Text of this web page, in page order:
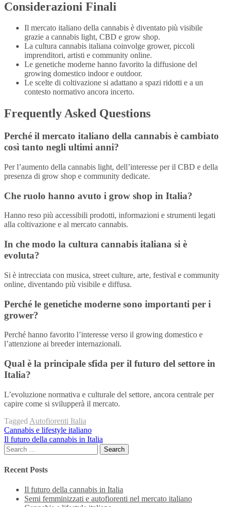
Considerazioni Finali
Il mercato italiano della cannabis è diventato più visibile
grazie a cannabis light, CBD e grow shop.
La cultura cannabis italiana coinvolge grower, piccoli
imprenditori, artisti e community online.
Le genetiche moderne hanno favorito la diffusione del
growing domestico indoor e outdoor.
Le scelte di coltivazione si adattano a spazi ridotti e a un
contesto normativo ancora incerto.
Frequently Asked Questions
Perché il mercato italiano della cannabis è cambiato
così tanto negli ultimi anni?
Per l’aumento della cannabis light, dell’interesse per il CBD e della
presenza di grow shop e community dedicate.
Che ruolo hanno avuto i grow shop in Italia?
Hanno reso più accessibili prodotti, informazioni e strumenti legati
alla coltivazione e al mercato cannabis.
In che modo la cultura cannabis italiana si è
evoluta?
Si è intrecciata con musica, street culture, arte, festival e community
online, diventando più visibile e diffusa.
Perché le genetiche moderne sono importanti per i
grower?
Perché hanno favorito l’interesse verso il growing domestico e
l’attenzione ai breeder internazionali.
Qual è la principale sfida per il futuro del settore in
Italia?
L’evoluzione normativa e culturale del settore, ancora centrale per
capire come si svilupperà il mercato.
Tagged Autofiorenti Italia
Post
navigation
Cannabis e lifestyle italiano
Il futuro della cannabis in Italia
Search
for:
Recent Posts
Il futuro della cannabis in Italia
Semi femminizzati e autofiorenti nel mercato italiano